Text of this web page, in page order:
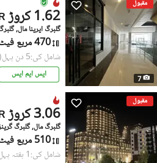
مقبول
7
1.62 کروڑ
گلبرگ ایرینا مال,
470 مربع فیٹ
شامل کی:5 دن پہل
ایس ایم ایس
مقبول
3.06 کروڑ
گلبرگ مال, گلبرگ
510 مربع فیٹ
شامل کی:1 ہفتہ پہل